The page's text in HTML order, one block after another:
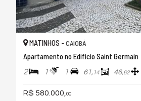
MATINHOS - CAIOBÁ
Apartamento no Edifício Saint Germain
2 1 1 61, 14 46,62
R$ 580.000, 00